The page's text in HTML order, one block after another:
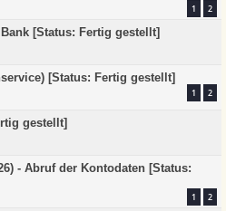
1 2
[Status: Fertig gestellt]
[Status: Fertig gestellt]
1 2
gestellt]
- Abruf der Kontodaten [Status:
1 2